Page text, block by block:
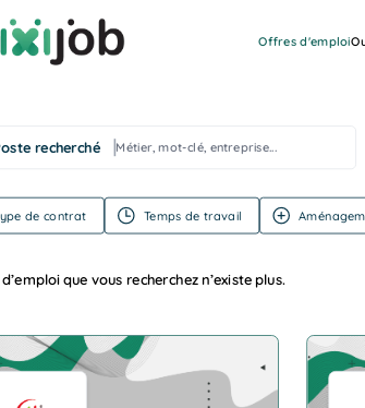
Offres d'emploi
recherché
de contrat Temps de travail
que vous recherchez n’existe plus.
Logo